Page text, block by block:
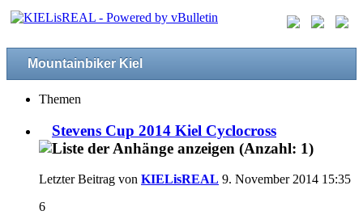
Mountainbiker Kiel
Themen
Stevens Cup 2014 Kiel Cyclocross
Letzter Beitrag von KIELisREAL 9. November 2014 15:35
6